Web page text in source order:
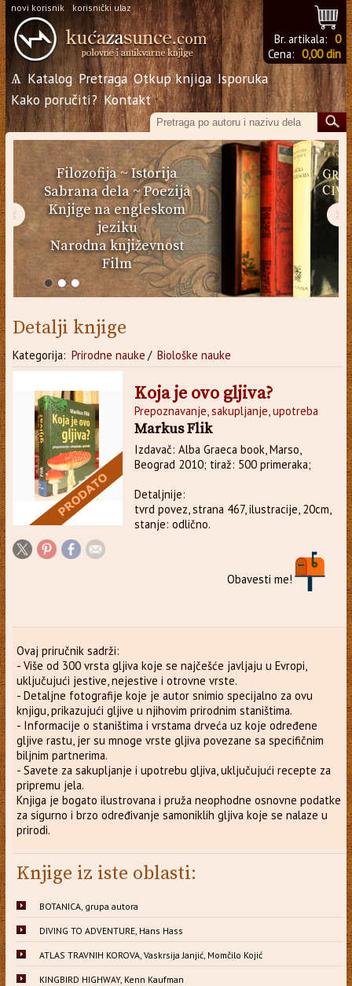
novi korisnik korisnički ulaz
Br. artikala: 0
Cena: 0,00 din
Ѧ Katalog Pretraga Otkup knjiga Isporuka
Kako poručiti? Kontakt
Filozofija~Istorija
Sabrana dela~Poezija
Knjige na engleskom
jeziku
Narodna književnost
Film
‹ ›
Detalji knjige
Kategorija: Prirodne nauke / Biološke nauke
Koja je ovo gljiva?
Prepoznavanje, sakupljanje, upotreba
Markus Flik
Izdavač: Alba Graeca book, Marso,
Beograd 2010; tiraž: 500 primeraka;
Detaljnije:
tvrd povez, strana 467, ilustracije, 20cm,
stanje: odlično.
Obavesti me!
Ovaj priručnik sadrži:
- Više od 300 vrsta gljiva koje se najčešće javljaju u Evropi,
uključujući jestive, nejestive i otrovne vrste.
- Detaljne fotografije koje je autor snimio specijalno za ovu
knjigu, prikazujući gljive u njihovim prirodnim staništima.
- Informacije o staništima i vrstama drveća uz koje određene
gljive rastu, jer su mnoge vrste gljiva povezane sa specifičnim
biljnim partnerima.
- Savete za sakupljanje i upotrebu gljiva, uključujući recepte za
pripremu jela.
Knjiga je bogato ilustrovana i pruža neophodne osnovne podatke
za sigurno i brzo određivanje samoniklih gljiva koje se nalaze u
prirodi.
Knjige iz iste oblasti:
BOTANICA, grupa autora
DIVING TO ADVENTURE, Hans Hass
ATLAS TRAVNIH KOROVA, Vaskrsija Janjić, Momčilo Kojić
KINGBIRD HIGHWAY, Kenn Kaufman